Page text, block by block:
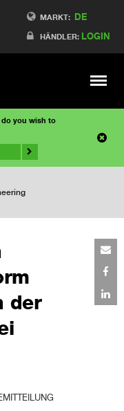
MARKT: DE
HÄNDLER: LOGIN
Meny
do you wish to
der